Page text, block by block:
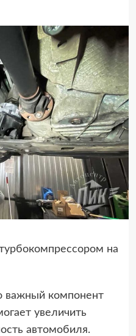
на
важный компонент
увеличить
автомобиля.